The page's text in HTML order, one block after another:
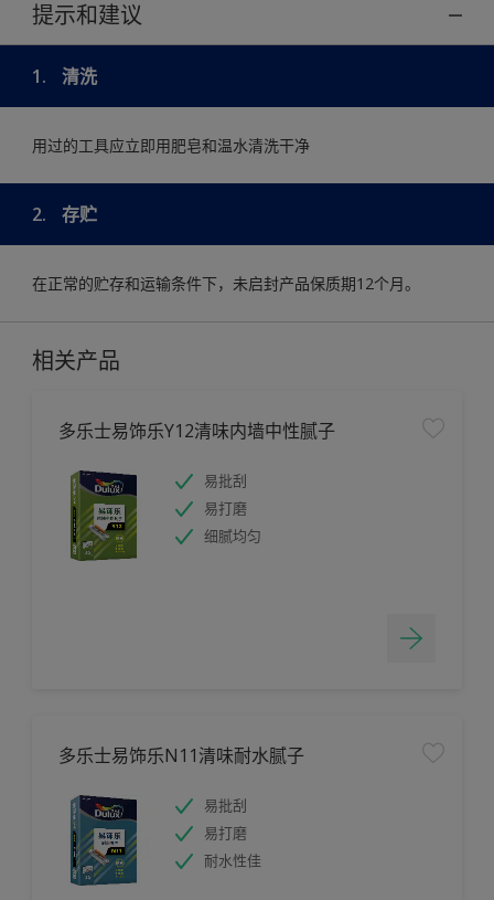
提示和建议
1. 清洗
用过的工具应立即用肥皂和温水清洗干净
2. 存贮
在正常的贮存和运输条件下，未启封产品保质期12个月。
相关产品
多乐士易饰乐Y12清味内墙中性腻子
易批刮
易打磨
细腻均匀
多乐士易饰乐N11清味耐水腻子
易批刮
易打磨
耐水性佳